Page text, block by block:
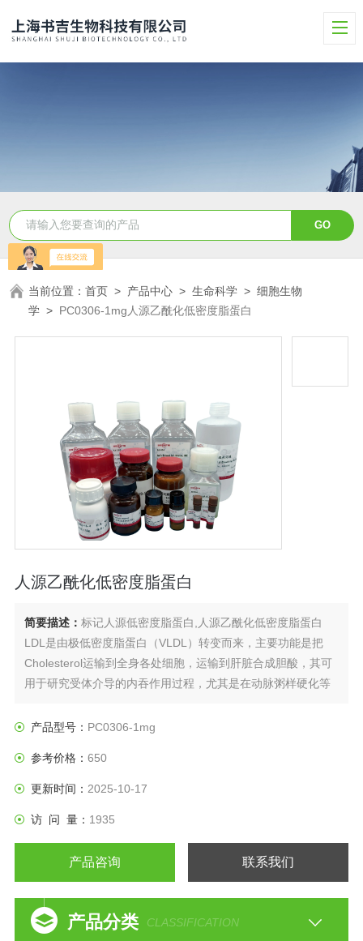
当前位置：首页 > 产品中心 >生命科学 >细胞生物
学 > PC0306-1mg人源乙酰化低密度脂蛋白
人源乙酰化低密度脂蛋白
简要描述： 标记人源低密度脂蛋白,人源乙酰化低密度脂蛋白
LDL是由极低密度脂蛋白（VLDL）转变而来，主要功能是把
Cholesterol运输到全身各处细胞，运输到肝脏合成胆酸，其可
用于研究受体介导的内吞作用过程，尤其是在动脉粥样硬化等
化作用。
产品型号： PC0306-1mg
参考价格： 650
更新时间： 2025-10-17
访 问 量： 1935
产品咨询 联系我们
产品分类 CLASSIFICATION